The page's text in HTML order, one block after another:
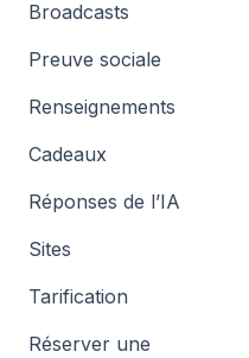
Broadcasts
Preuve sociale
Renseignements
Cadeaux
Réponses de l’IA
Sites
Tarification
Réserver une